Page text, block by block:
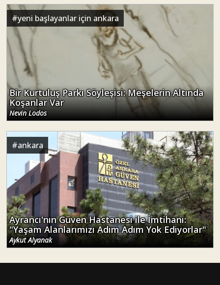
#yeni başlayanlar için ankara
Bir Kurtuluş Parkı Söyleşisi: Meşelerin Altında
Koşanlar Var
Nevin Lodos
#ankara
Ayrancı'nın Güven Hastanesi ile İmtihanı:
"Yaşam Alanlarımızı Adım Adım Yok Ediyorlar"
Aykut Alyanak